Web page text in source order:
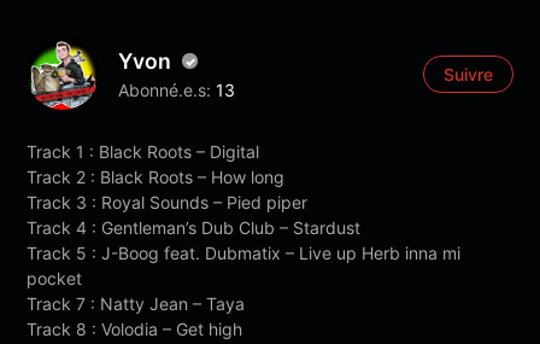
Yvon
Abonné.e.s: 13
Suivre
Track 1 : Black Roots – Digital
Track 2 : Black Roots – How long
Track 3 : Royal Sounds – Pied piper
Track 4 : Gentleman’s Dub Club – Stardust
Track 5 : J-Boog feat. Dubmatix – Live up Herb inna mi
pocket
Track 7 : Natty Jean – Taya
Track 8 : Volodia – Get high